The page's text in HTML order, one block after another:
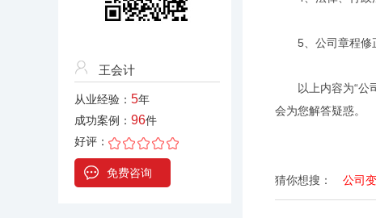
王会计
从业经验： 5年
成功案例： 96件
好评：
免费咨询
5、公司章程修正
以上内容为“公司
会为您解答疑惑。
猜你想搜： 公司